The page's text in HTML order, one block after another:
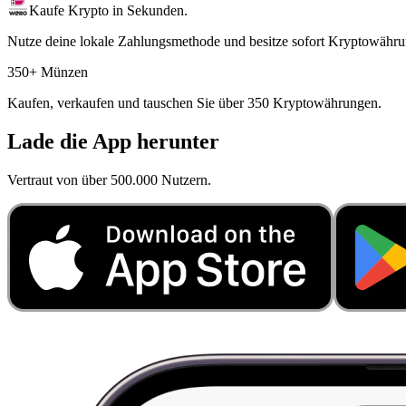
Kaufe Krypto in Sekunden.
Nutze deine lokale Zahlungsmethode und besitze sofort
350+ Münzen
Kaufen, verkaufen und tauschen Sie über 350 Kryptowährungen.
Lade die App herunter
Vertraut von über 500.000 Nutzern.